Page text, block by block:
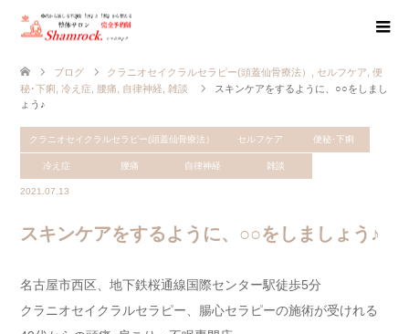
ブログ クラニオセイクラルセラピー(頭蓋仙骨療法） セルフケア 便
秘･下痢 冷え症 腰痛 自律神経 雑談
スキンケアをするように、○○をしまし
ょう♪
クラニオセイクラルセラピー(頭蓋仙骨療法） セルフケア 便秘･下痢
冷え症 腰痛 自律神経 雑談
2021.07.13
スキンケアをするように、○○をしましょう♪
名古屋市西区、地下鉄桜通線国際センター駅徒歩5分
クラニオセイクラルセラピー、腸心セラピーの施術が受けれる